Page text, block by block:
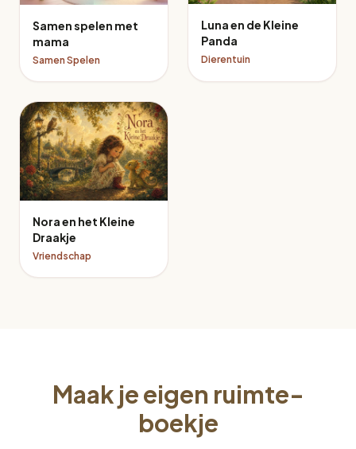
Samen spelen met
mama
Samen Spelen
Luna en de Kleine
Panda
Dierentuin
Nora en het Kleine
Draakje
Vriendschap
Maak je eigen ruimte-
boekje